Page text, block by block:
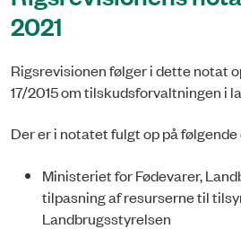
2021
Rigsrevisionen følger i dette notat
17/2015 om tilskudsforvaltningen i
Der er i notatet fulgt op på
Ministeriet for Fødevarer,
tilpasning af resurserne til
Landbrugsstyrelsen